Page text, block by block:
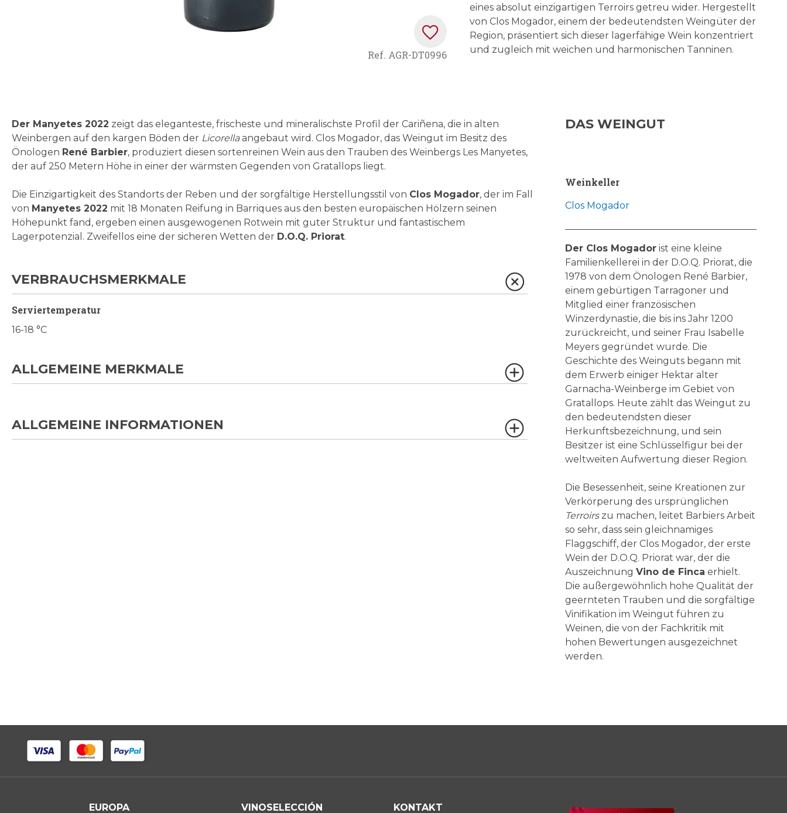
springen
Ref. AGR-DT0996
eines absolut einzigartigen Terroirs getreu wider. Hergestellt
von Clos Mogador, einem der bedeutendsten Weingüter der
Region, präsentiert sich dieser lagerfähige Wein konzentriert
und zugleich mit weichen und harmonischen Tanninen.
Der Manyetes 2022 zeigt das eleganteste, frischeste und mineralischste Profil der Cariñena, die in alten
Weinbergen auf den kargen Böden der Licorellaangebaut wird. Clos Mogador, das Weingut im Besitz des
Önologen René Barbier, produziert diesen sortenreinen Wein aus den Trauben des Weinbergs Les Manyetes,
der auf 250 Metern Höhe in einer der wärmsten Gegenden von Gratallops liegt.
Die Einzigartigkeit des Standorts der Reben und der sorgfältige Herstellungsstil von Clos Mogador, der im Fall
von Manyetes 2022 mit 18 Monaten Reifung in Barriques aus den besten europäischen Hölzern seinen
Höhepunkt fand, ergeben einen ausgewogenen Rotwein mit guter Struktur und fantastischem
Lagerpotenzial. Zweifellos eine der sicheren Wetten der D.O.Q. Priorat.
VERBRAUCHSMERKMALE
Serviertemperatur
16-18 °C
ALLGEMEINE MERKMALE
ALLGEMEINE INFORMATIONEN
DAS WEINGUT
Weinkeller
Clos Mogador
Der Clos Mogadorist eine kleine
Familienkellerei in der D.O.Q. Priorat, die
1978 von dem Önologen René Barbier,
einem gebürtigen Tarragoner und
Mitglied einer französischen
Winzerdynastie, die bis ins Jahr 1200
zurückreicht, und seiner Frau Isabelle
Meyers gegründet wurde. Die
Geschichte des Weinguts begann mit
dem Erwerb einiger Hektar alter
Garnacha-Weinberge im Gebiet von
Gratallops. Heute zählt das Weingut zu
den bedeutendsten dieser
Herkunftsbezeichnung, und sein
Besitzer ist eine Schlüsselfigur bei der
weltweiten Aufwertung dieser Region.
Die Besessenheit, seine Kreationen zur
Verkörperung des ursprünglichen
Terroirszu machen, leitet Barbiers Arbeit
so sehr, dass sein gleichnamiges
Flaggschiff, der Clos Mogador, der erste
Wein der D.O.Q. Priorat war, der die
Auszeichnung Vino de Finca erhielt.
Die außergewöhnlich hohe Qualität der
geernteten Trauben und die sorgfältige
Vinifikation im Weingut führen zu
Weinen, die von der Fachkritik mit
hohen Bewertungen ausgezeichnet
werden.
EUROPA VINOSELECCIÓN KONTAKT